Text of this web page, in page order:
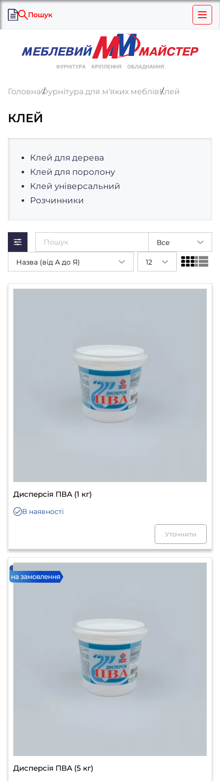
Пошук
ГоловнаФурнітура для м'яких меблівКлей
КЛЕЙ
Клей для дерева
Клей для поролону
Клей універсальний
Розчинники
Все
Назва (від А до Я) 12
Дисперсія ПВА (1 кг)
В наявності
Уточнити
Дисперсія ПВА (5 кг)